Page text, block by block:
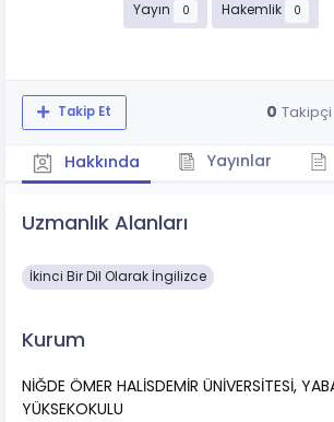
Yayın 0 Hakemlik 0
Takip Et 0 Takipçi
Hakkında Yayınlar
Uzmanlık Alanları
İkinci Bir Dil Olarak İngilizce
Kurum
NİĞDE ÖMER HALİSDEMİR ÜNİVERSİTESİ,
YÜKSEKOKULU